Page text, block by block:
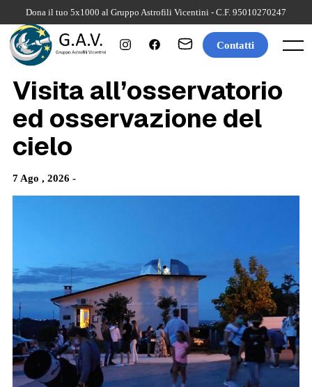
content
Dona il tuo 5x1000 al Gruppo Astrofili Vicentini - C.F. 95010270247
Menu
Contatti
Visita all’osservatorio
ed osservazione del
cielo
7 Ago , 2026 -